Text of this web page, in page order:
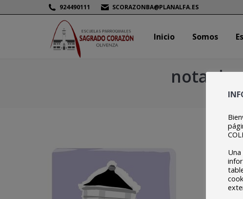
924490111 SCORAZONBA@PLANALFA.ES
Inicio Somos
nota de
Inicio Somos